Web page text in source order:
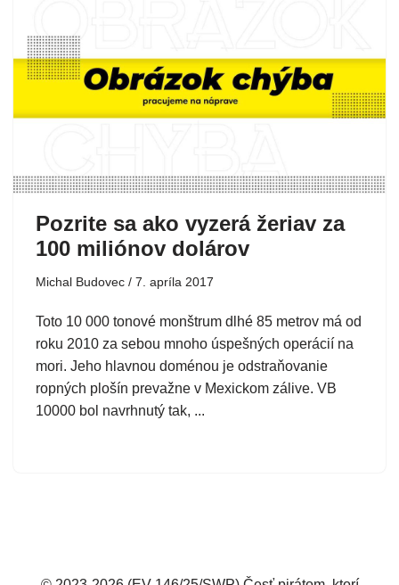
Pozrite sa ako vyzerá žeriav za
100 miliónov dolárov
Michal Budovec 7. apríla 2017
Toto 10 000 tonové monštrum dlhé 85 metrov má od
roku 2010 za sebou mnoho úspešných operácií na
mori. Jeho hlavnou doménou je odstraňovanie
ropných plošín prevažne v Mexickom zálive. VB
10000 bol navrhnutý tak, ...